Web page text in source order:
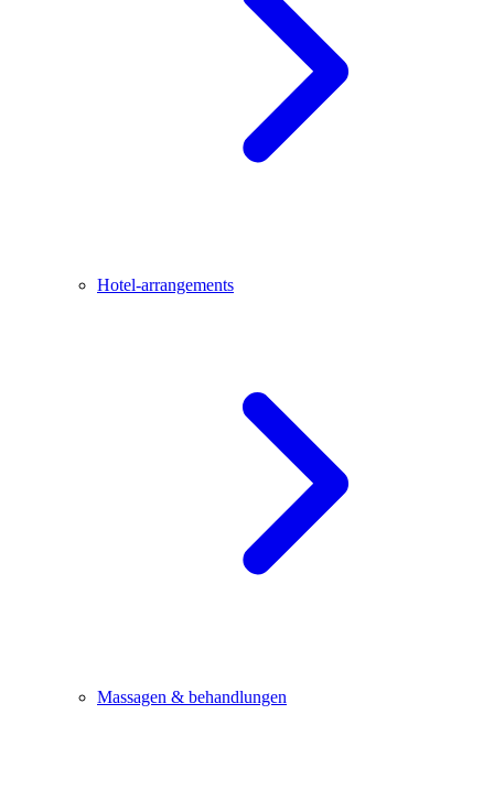
Hotel-arrangements
Massagen & behandlungen